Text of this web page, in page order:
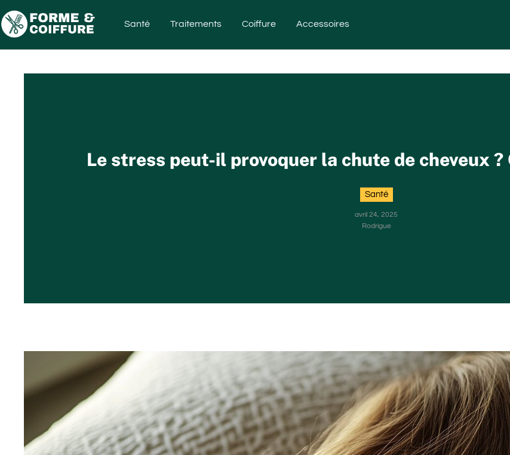
Santé Traitements Coiffure Accessoires
Le stress peut-il provoquer la chute de cheveux ?
Santé
avril 24, 2025
Rodrigue